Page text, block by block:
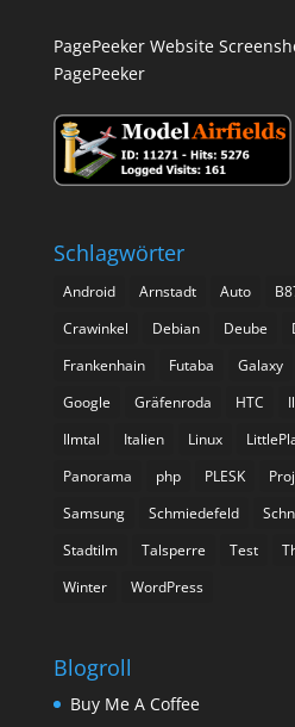
PagePeeker Website
PagePeeker
Schlagwörter
Android Arnstadt Auto
Crawinkel
Debian Deube
Frankenhain
Futaba Galaxy
Google
Gräfenroda HTC
Ilmtal
Italien Linux
Panorama
php PLESK
Samsung
Schmiedefeld
Stadtilm
Talsperre Test
Winter
WordPress
Blogroll
Buy Me A Coffee